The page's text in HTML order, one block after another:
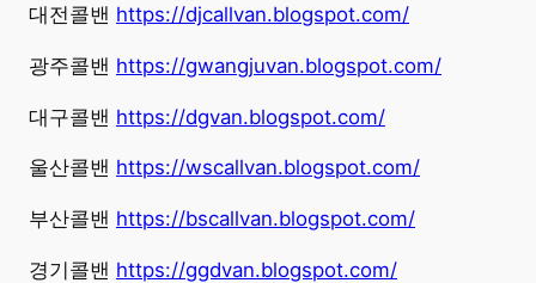
대전콜밴 https://djcallvan.blogspot.com/
광주콜밴 https://gwangjuvan.blogspot.com/
대구콜밴 https://dgvan.blogspot.com/
울산콜밴 https://wscallvan.blogspot.com/
부산콜밴 https://bscallvan.blogspot.com/
경기콜밴 https://ggdvan.blogspot.com/